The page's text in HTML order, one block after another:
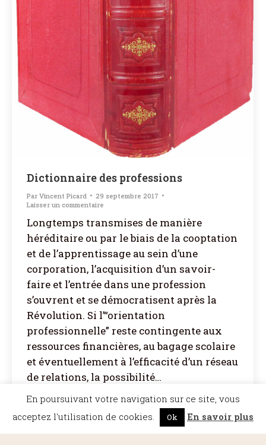
Dictionnaire des professions
Par Vincent Picard
29 septembre 2017
Laisser un commentaire
Longtemps transmises de manière
héréditaire ou par le biais de la cooptation
et de l’apprentissage au sein d’une
corporation, l’acquisition d’un savoir-
faire et l’entrée dans une profession
s’ouvrent et se démocratisent après la
Révolution. Si l’“orientation
professionnelle” reste contingente aux
ressources financières, au bagage scolaire
et éventuellement à l’efficacité d’un réseau
de relations, la possibilité…
Mentions légales- Réalisation :
Vu
En poursuivant votre navigation sur ce site, vous
acceptez l'utilisation de cookies.
Ok En savoir plus